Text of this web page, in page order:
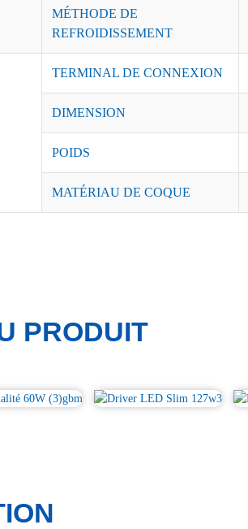
MÉTHODE DE
REFROIDISSEMENT
TERMINAL DE CONNEXION
DIMENSION
POIDS
MATÉRIAU DE COQUE
PRODUIT